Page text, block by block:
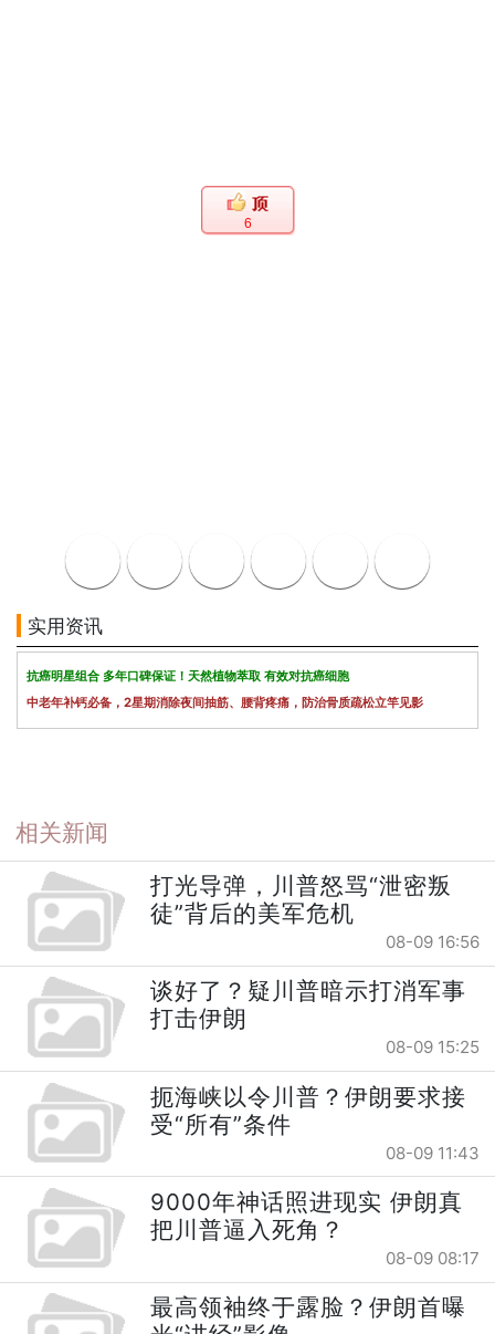
6
实用资讯
抗癌明星组合 多年口碑保证！天然植物萃取 有效对抗癌细胞
中老年补钙必备，2星期消除夜间抽筋、腰背疼痛，防治骨质疏松立竿见影
相关新闻
打光导弹，川普怒骂“泄密叛
徒”背后的美军危机
08-09 16:56
谈好了？疑川普暗示打消军事
打击伊朗
08-09 15:25
扼海峡以令川普？伊朗要求接
受“所有”条件
08-09 11:43
9000年神话照进现实 伊朗真
把川普逼入死角？
08-09 08:17
最高领袖终于露脸？伊朗首曝